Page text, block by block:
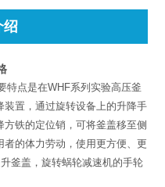
绍
特点是在WHF系列实验高压釜
置，通过旋转设备上的升降手
铁的定位销，可将釜盖移至侧
的体力劳动，使用更方便、更
釜盖，旋转蜗轮减速机的手轮